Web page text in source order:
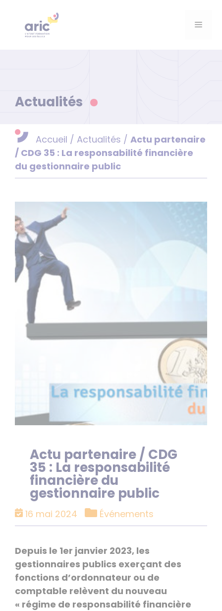
contenu
Menu
Actualités
Accueil / Actualités / Actu partenaire
/ CDG 35 : La responsabilité financière
du gestionnaire public
Actu partenaire / CDG
35 : La responsabilité
financière du
gestionnaire public
16 mai 2024 Catégories
Événements
Depuis le 1er janvier 2023, les
gestionnaires publics exerçant des
fonctions d’ordonnateur ou de
comptable relèvent du nouveau
« régime de responsabilité financière